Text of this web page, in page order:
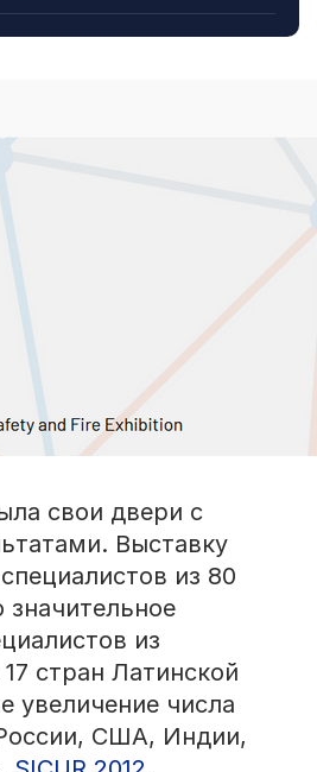
свои двери с
Выставку
из 80
из
стран Латинской
увеличение числа
США, Индии,